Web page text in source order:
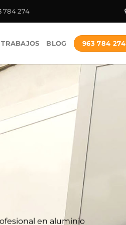
784 274
TRABAJOS BLOG 963 784 274
en aluminio